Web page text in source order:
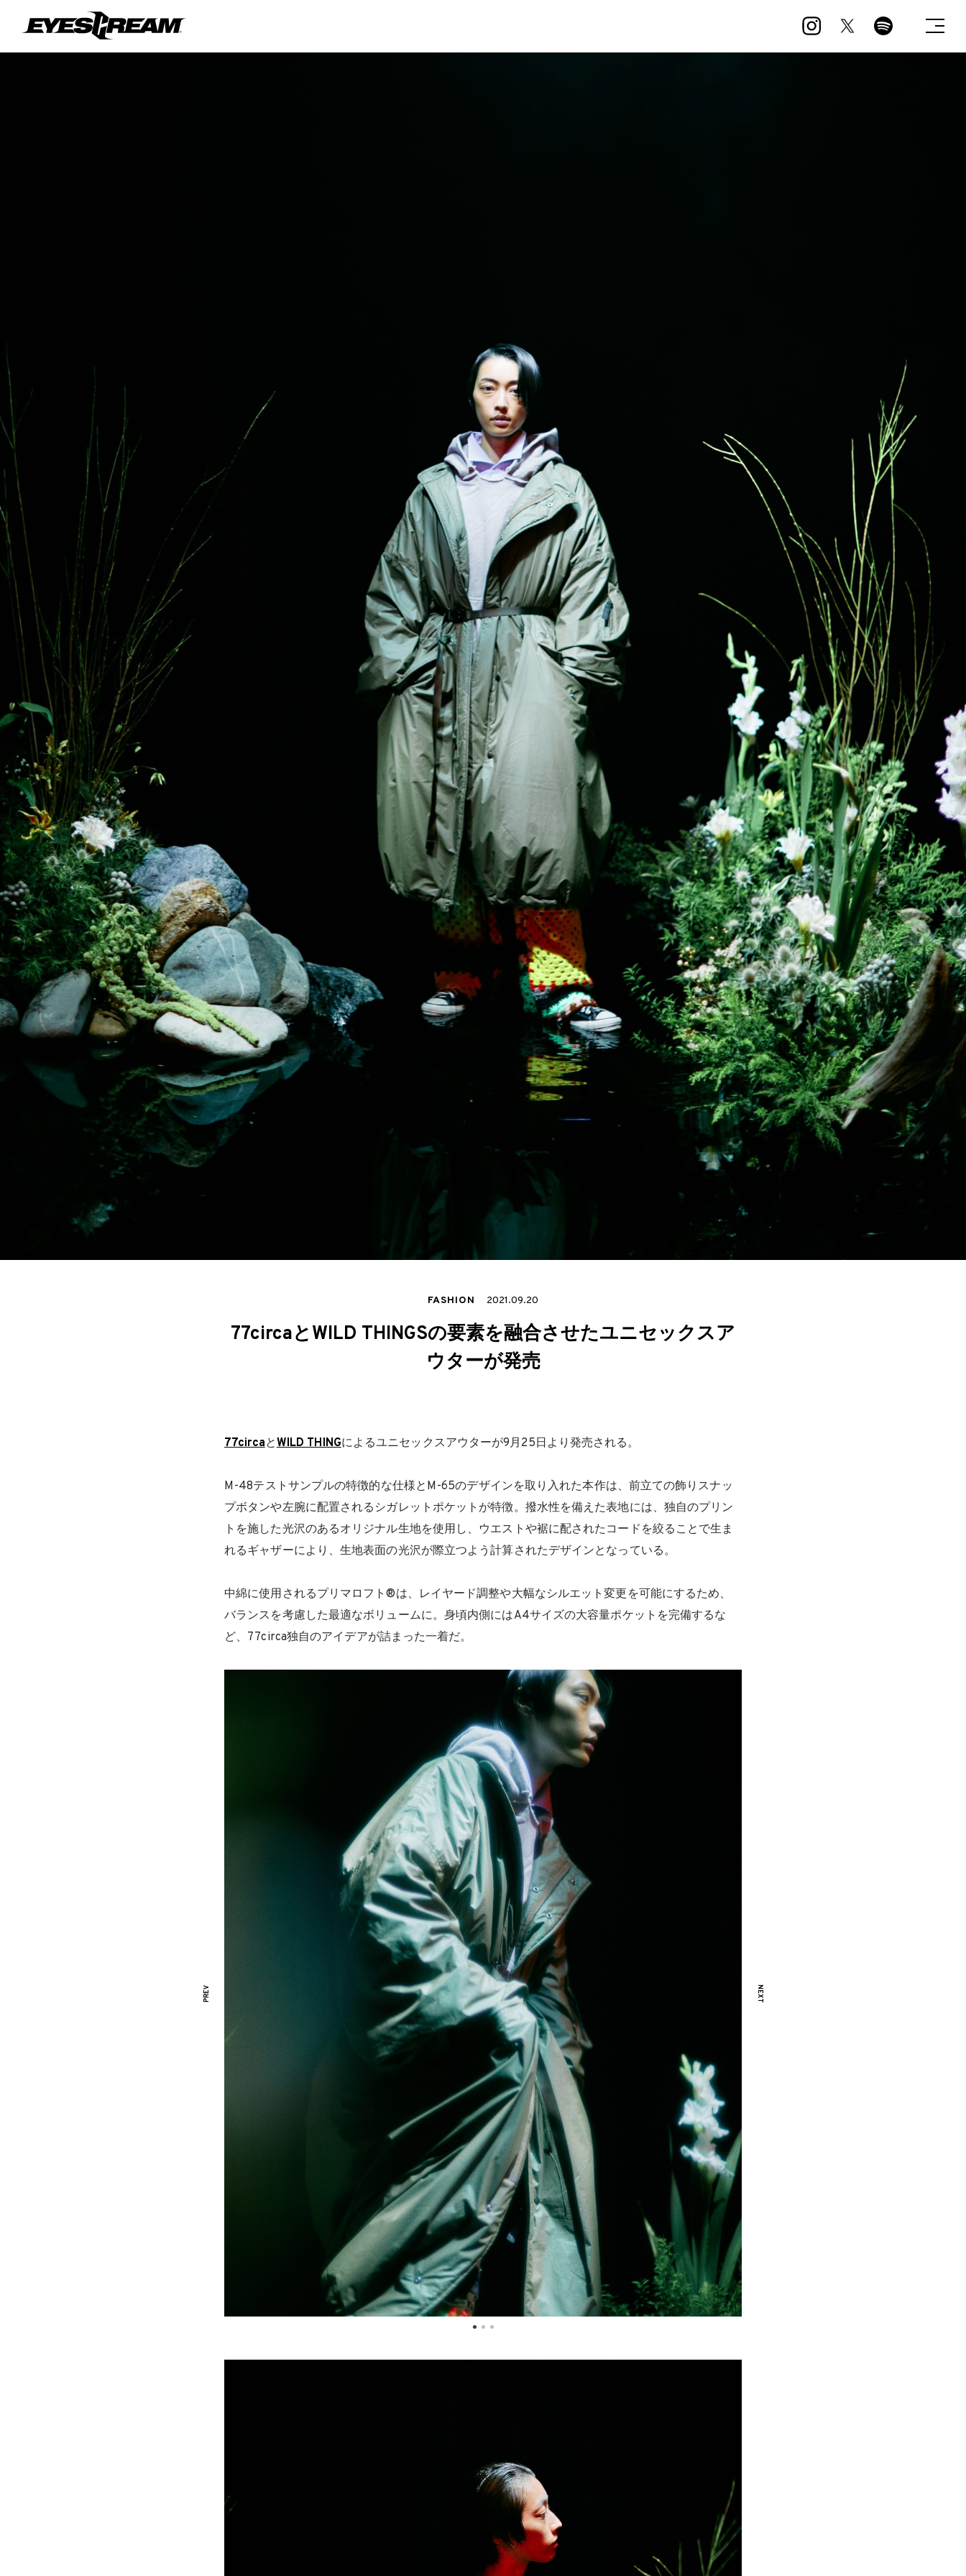
FASHION 2021.09.20
77circaとWILD THINGSの要素を融合させたユニセックスア
ウターが発売
77circaとWILD THINGによるユニセックスアウターが9月25日より発売される。
M-48テストサンプルの特徴的な仕様とM-65のデザインを取り入れた本作は、前立ての飾りスナッ
プボタンや左腕に配置されるシガレットポケットが特徴。撥水性を備えた表地には、独自のプリン
トを施した光沢のあるオリジナル生地を使用し、ウエストや裾に配されたコードを絞ることで生ま
れるギャザーにより、生地表面の光沢が際立つよう計算されたデザインとなっている。
中綿に使用されるプリマロフト®は、レイヤード調整や大幅なシルエット変更を可能にするため、
バランスを考慮した最適なボリュームに。身頃内側にはA4サイズの大容量ポケットを完備するな
ど、77circa独自のアイデアが詰まった一着だ。